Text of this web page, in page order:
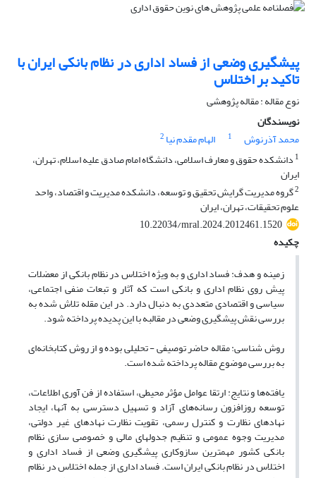
پیشگیری وضعی از فساد اداری در نظام بانکی ایران با
تاکید بر اختلاس
نوع مقاله : مقاله پژوهشی
نویسندگان
محمد آذرنوش
1 الهام مقدم نیا 2
1 دانشکده حقوق و معارف اسلامی، دانشگاه امام صادق علیه اسلام، تهران،
ایران
2گروه مدیریت گرایش تحقیق و توسعه، دانشکده مدیریت و اقتصاد، واحد
علوم تحقیقات، تهران، ایران
10.22034/mral.2024.2012461.1520
چکیده
زمینه و هدف: فساد اداری و به ویژه اختلاس در نظام بانکی از معضلات
پیش روی نظام اداری و بانکی است که آثار و تبعات منفی اجتماعی،
سیاسی و اقتصادی متعددی به دنبال دارد. در این مقله تلاش شده به
بررسی نقش پیشگیری وضعی در مقالبه با این پدیده پرداخته شود.
روش شناسی: مقاله حاضر توصیفی - تحلیلی بوده و از روش کتابخانه‌ای
به بررسی موضوع مقاله پرداخته شده است.
یافته‌ها و نتایج: ارتقا عوامل مؤثر محیطی، استفاده از فن آوری اطلاعات،
توسعه روزافزون رسانه‌های آزاد و تسهیل دسترسی به آنها، ایجاد
نهادهای نظارت و کنترل رسمی، تقویت نظارت نهادهای غیر دولتی،
مدیریت وجوه عمومی و تنظیم جدولهای مالی و خصوصی سازی نظام
بانکی کشور مهمترین سازوکاری پیشگیری وضعی از فساد اداری و
اختلاس در نظام بانکی ایران است. فساد اداری از جمله اختلاس در نظام